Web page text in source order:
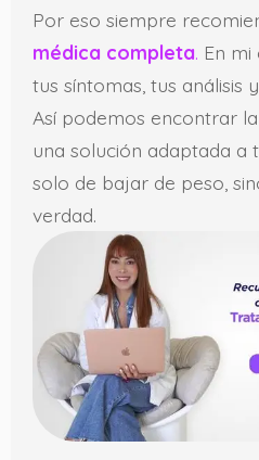
Por eso siempre
médica completa. En
tus síntomas, tus análisis
Así podemos encontrar
una solución adaptada a
solo de bajar de peso,
verdad.